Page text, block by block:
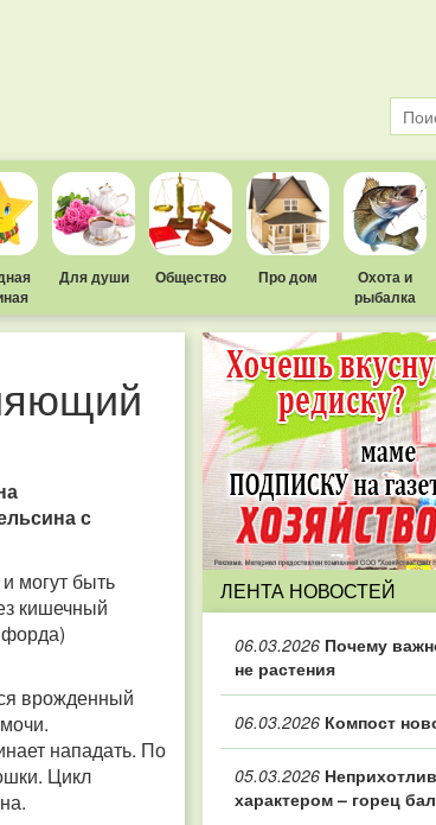
Для души Общество Про дом
Охота и
рыбалка
с
могут быть
кишечный
врожденный
нападать. По
Цикл
ЛЕНТА НОВОСТЕЙ
06.03.2026 Почему
не растения
06.03.2026 Компост
05.03.2026
характером – горец